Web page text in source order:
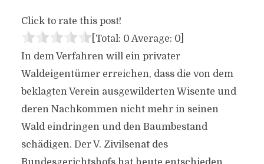
Click to rate this post!
[Total: 0 Average: 0]
In dem Verfahren will ein privater
Waldeigentümer erreichen, dass die von dem
beklagten Verein ausgewilderten Wisente und
deren Nachkommen nicht mehr in seinen
Wald eindringen und den Baumbestand
schädigen. Der V. Zivilsenat des